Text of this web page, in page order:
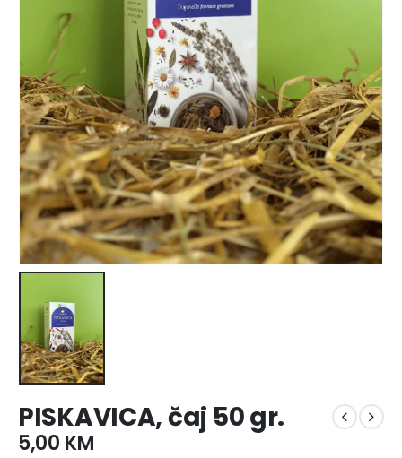
PISKAVICA, čaj 50 gr.
5,00 KM